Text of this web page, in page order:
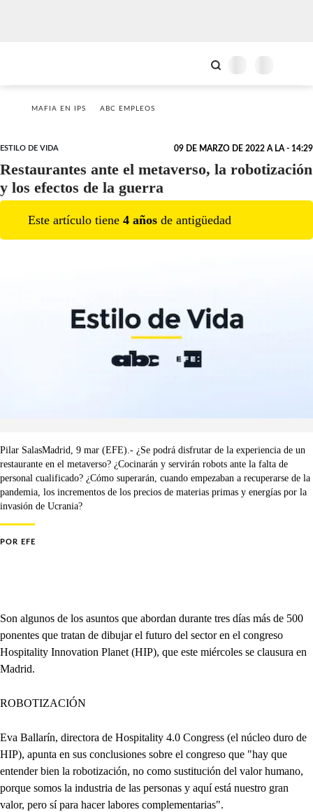
MAFIA EN IPS ABC EMPLEOS
ESTILO DE VIDA 09 DE MARZO DE 2022 A LA - 14:29
Restaurantes ante el metaverso, la robotización
y los efectos de la guerra
Este artículo tiene 4 años de antigüedad
Pilar SalasMadrid, 9 mar (EFE).- ¿Se podrá disfrutar de la experiencia de un
restaurante en el metaverso? ¿Cocinarán y servirán robots ante la falta de
personal cualificado? ¿Cómo superarán, cuando empezaban a recuperarse de la
pandemia, los incrementos de los precios de materias primas y energías por la
invasión de Ucrania?
POR EFE
Son algunos de los asuntos que abordan durante tres días más de 500
ponentes que tratan de dibujar el futuro del sector en el congreso
Hospitality Innovation Planet (HIP), que este miércoles se clausura en
Madrid.
ROBOTIZACIÓN
Eva Ballarín, directora de Hospitality 4.0 Congress (el núcleo duro de
HIP), apunta en sus conclusiones sobre el congreso que "hay que
entender bien la robotización, no como sustitución del valor humano,
porque somos la industria de las personas y aquí está nuestro gran
valor, pero sí para hacer labores complementarias".